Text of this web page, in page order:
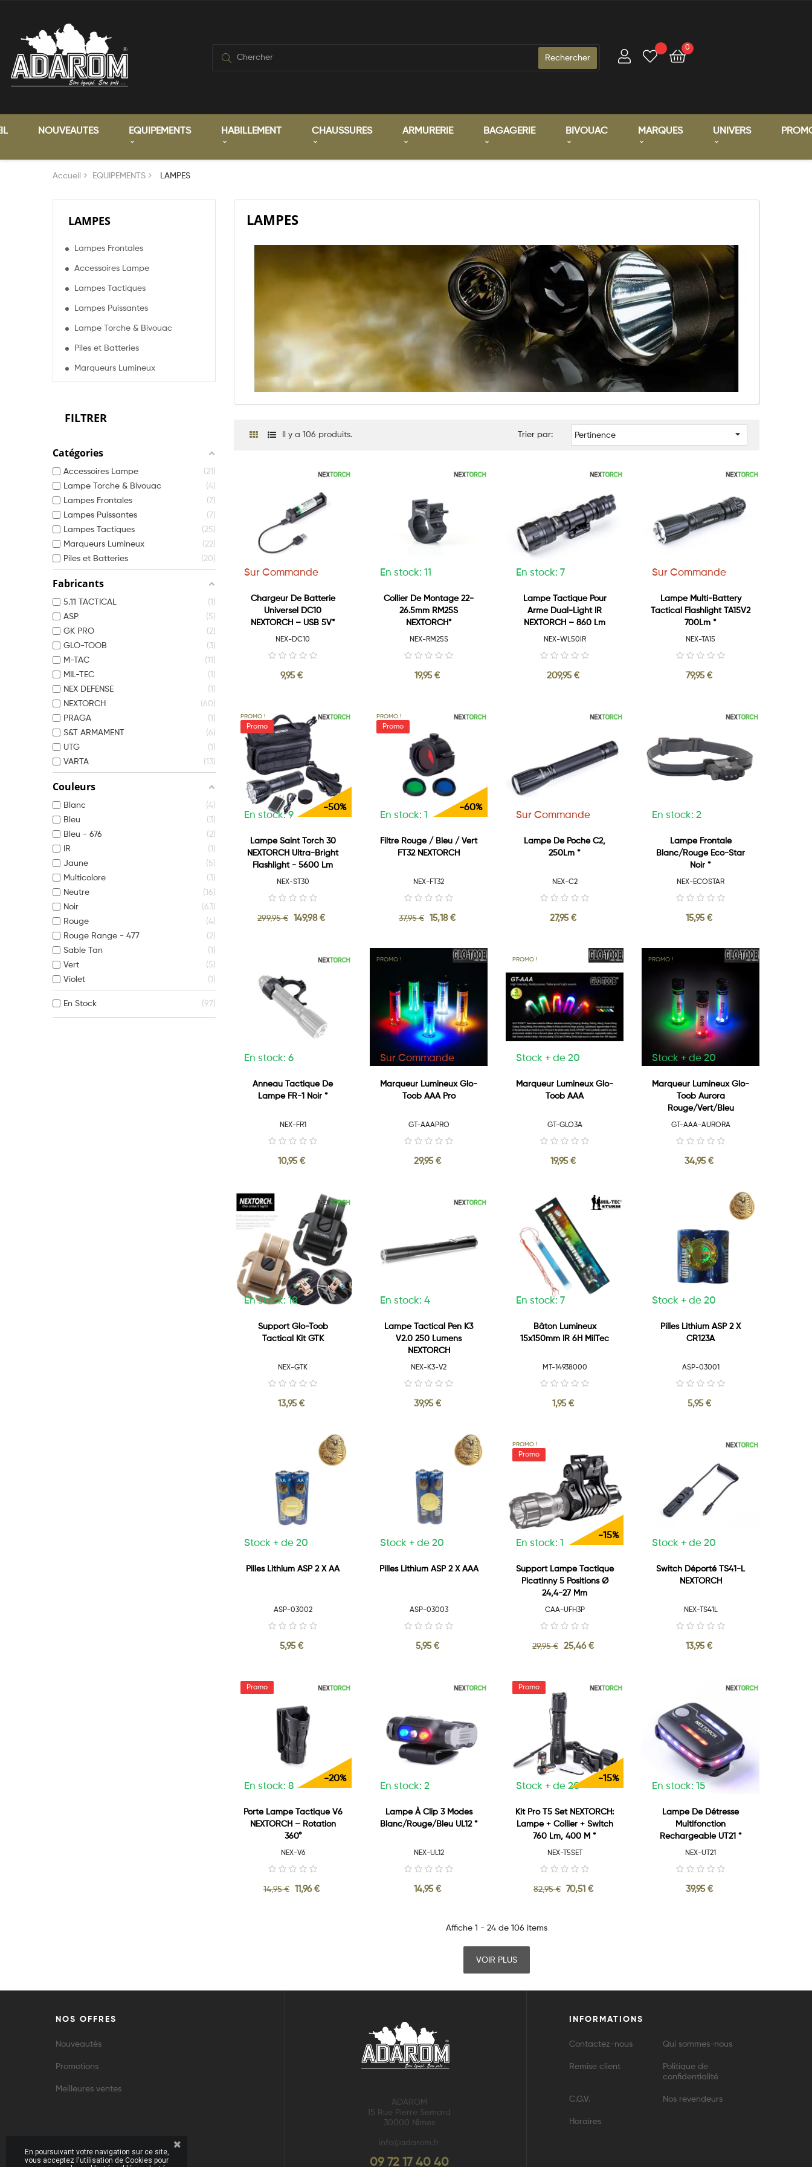
0
NOUVEAUTES EQUIPEMENTS HABILLEMENT CHAUSSURES ARMURERIE BAGAGERIE BIVOUAC MARQUES UNIVERS
Accueil EQUIPEMENTS LAMPES
LAMPES
Lampes Frontales
Accessoires Lampe
Lampes Tactiques
Lampes Puissantes
Lampe Torche & Bivouac
Piles et Batteries
Marqueurs Lumineux
FILTRER
Catégories
Accessoires Lampe
21
Lampe Torche & Bivouac
4
Lampes Frontales
7
Lampes Puissantes
7
Lampes Tactiques
25
Marqueurs Lumineux
22
Piles et Batteries
20
Fabricants
5.11 TACTICAL
1
ASP
5
GK PRO
2
GLO-TOOB
3
M-TAC
11
MIL-TEC
1
NEX DEFENSE
1
NEXTORCH
60
PRAGA
1
S&T ARMAMENT
6
UTG
1
VARTA
13
Couleurs
Blanc
4
Bleu
3
Bleu - 676
2
IR
1
Jaune
5
Multicolore
3
Neutre
16
Noir
63
Rouge
4
Rouge Range - 477
2
Sable Tan
1
Vert
5
Violet
1
En Stock 97
LAMPES
Il y a 106 produits. Trier par: Pertinence 
Sur Commande
Chargeur De Batterie
Universel DC10
NEXTORCH – USB 5V*
NEX-DC10
9,95 €
En stock: 11
Collier De Montage 22-
26.5mm RM25S
NEXTORCH*
NEX-RM25S
19,95 €
En stock: 7
Lampe Tactique Pour
Arme Dual-Light IR
NEXTORCH – 860 Lm
NEX-WL50IR
209,95 €
Sur Commande
Lampe Multi-Battery
Tactical Flashlight TA15V2
700Lm *
NEX-TA15
79,95 €
En stock: 9
PROMO !
-50%
Lampe Saint Torch 30
NEXTORCH Ultra-Bright
Flashlight - 5600 Lm
NEX-ST30
299,95 € 149,98 €
En stock: 1
PROMO !
-60%
Filtre Rouge / Bleu / Vert
FT32 NEXTORCH
NEX-FT32
37,95 € 15,18 €
Sur Commande
Lampe De Poche C2,
250Lm *
NEX-C2
27,95 €
En stock: 2
Lampe Frontale
Blanc/Rouge Eco-Star
Noir *
NEX-ECOSTAR
15,95 €
En stock: 6
Anneau Tactique De
Lampe FR-1 Noir *
NEX-FR1
10,95 €
Sur Commande
PROMO !
Marqueur Lumineux Glo-
Toob AAA Pro
GT-AAAPRO
29,95 €
Stock + de 20
PROMO !
Marqueur Lumineux Glo-
Toob AAA
GT-GLO3A
19,95 €
Stock + de 20
PROMO !
Marqueur Lumineux Glo-
Toob Aurora
Rouge/Vert/Bleu
GT-AAA-AURORA
34,95 €
En stock: 18
Support Glo-Toob
Tactical Kit GTK
NEX-GTK
13,95 €
En stock: 4
Lampe Tactical Pen K3
V2.0 250 Lumens
NEXTORCH
NEX-K3-V2
39,95 €
En stock: 7
Bâton Lumineux
15x150mm IR 6H MilTec
MT-14938000
1,95 €
Stock + de 20
Pilles Lithium ASP 2 X
CR123A
ASP-03001
5,95 €
Stock + de 20
Pilles Lithium ASP 2 X AA
ASP-03002
5,95 €
Stock + de 20
Pilles Lithium ASP 2 X AAA
ASP-03003
5,95 €
En stock: 1
PROMO !
-15%
Support Lampe Tactique
Picatinny 5 Positions Ø
24,4-27 Mm
CAA-UFH3P
29,95 € 25,46 €
Stock + de 20
Switch Déporté TS41-L
NEXTORCH
NEX-TS41L
13,95 €
En stock: 8
-20%
Porte Lampe Tactique V6
NEXTORCH – Rotation
360°
NEX-V6
14,95 € 11,96 €
En stock: 2
Lampe À Clip 3 Modes
Blanc/Rouge/Bleu UL12 *
NEX-UL12
14,95 €
Stock + de 20
-15%
Kit Pro T5 Set NEXTORCH:
Lampe + Collier + Switch
760 Lm, 400 M *
NEX-T5SET
82,95 € 70,51 €
En stock: 15
Lampe De Détresse
Multifonction
Rechargeable UT21 *
NEX-UT21
39,95 €
Affiche 1 - 24 de 106 items
VOIR PLUS
NOS OFFRES
Nouveautés
Promotions
Meilleures ventes
ADAROM
15 Rue Pierre Semard
30000 Nîmes
info@adarom.fr
09 72 17 40 40
INFORMATIONS
Contactez-nous Qui sommes-nous
Remise client
Politique de
confidentialité
C.G.V. Nos revendeurs
Horaires
En poursuivant votre navigation sur ce site,
vous acceptez l'utilisation de Cookies pour